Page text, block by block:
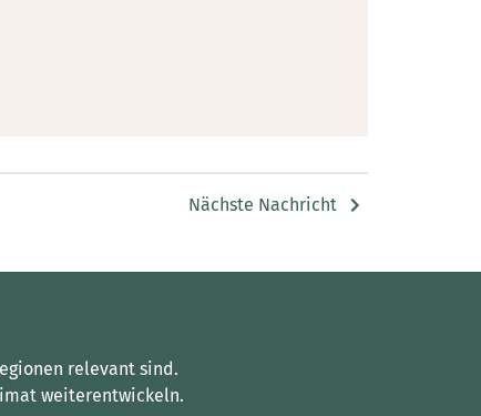
Nächste Nachricht
relevant sind.
weiterentwickeln.